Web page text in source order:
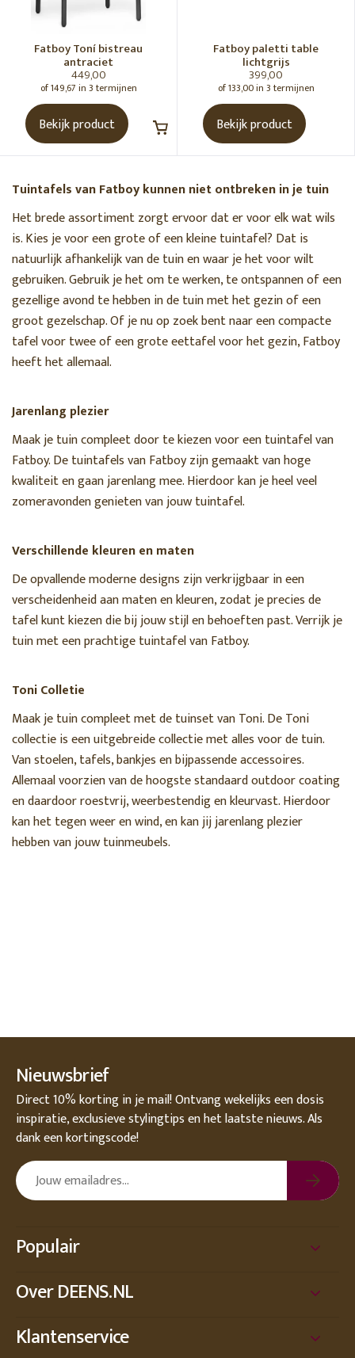
WOONSTIJL
KLEURENPALET
PRIJS
Fatboy Toní­ bistreau
antraciet
449,00
of 149,67 in 3 termijnen
Bekijk product
Fatboy paletti table
lichtgrijs
399,00
of 133,00 in 3 termijnen
Bekijk product
Tuintafels van Fatboy kunnen niet ontbreken in je tuin
Het brede assortiment zorgt ervoor dat er voor elk wat wils
is. Kies je voor een grote of een kleine tuintafel? Dat is
natuurlijk afhankelijk van de tuin en waar je het voor wilt
gebruiken. Gebruik je het om te werken, te ontspannen of een
gezellige avond te hebben in de tuin met het gezin of een
groot gezelschap. Of je nu op zoek bent naar een compacte
tafel voor twee of een grote eettafel voor het gezin, Fatboy
heeft het allemaal.
Jarenlang plezier
Maak je tuin compleet door te kiezen voor een tuintafel van
Fatboy. De tuintafels van Fatboy zijn gemaakt van hoge
kwaliteit en gaan jarenlang mee. Hierdoor kan je heel veel
zomeravonden genieten van jouw tuintafel.
Verschillende kleuren en maten
De opvallende moderne designs zijn verkrijgbaar in een
verscheidenheid aan maten en kleuren, zodat je precies de
tafel kunt kiezen die bij jouw stijl en behoeften past. Verrijk je
tuin met een prachtige tuintafel van Fatboy.
Toni Colletie
Maak je tuin compleet met de tuinset van Toni. De Toni
collectie is een uitgebreide collectie met alles voor de tuin.
Van stoelen, tafels, bankjes en bijpassende accessoires.
Allemaal voorzien van de hoogste standaard outdoor coating
en daardoor roestvrij, weerbestendig en kleurvast. Hierdoor
kan het tegen weer en wind, en kan jij jarenlang plezier
hebben van jouw tuinmeubels.
Nieuwsbrief
Direct 10% korting in je mail! Ontvang wekelijks een dosis
inspiratie, exclusieve stylingtips en het laatste nieuws. Als
dank een kortingscode!
Populair
Over DEENS.NL
Klantenservice